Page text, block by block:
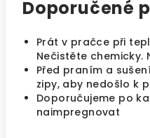
Doporučené
Prát v pračce při
Nečistěte chemicky.
Před praním a
zipy, aby nedošlo k
Doporučujeme po
naimpregnovat